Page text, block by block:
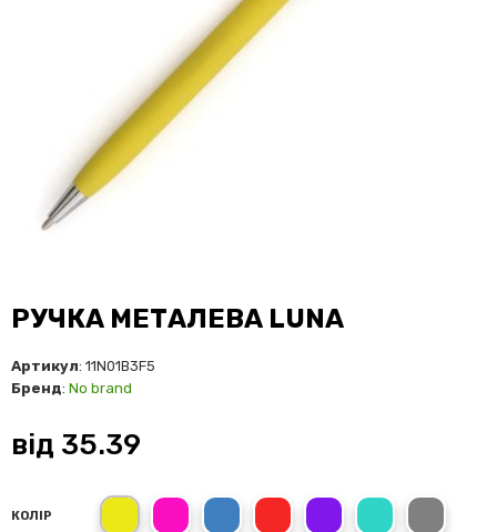
РУЧКА МЕТАЛЕВА LUNA
Артикул: 11N01B3F5
Бренд: No brand
від 35.39
КОЛІР
ЖовтийРожевийСиній ЧервонийФіолетовий Сірий